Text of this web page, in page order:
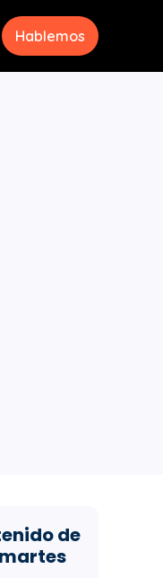
search
Hablemos
de